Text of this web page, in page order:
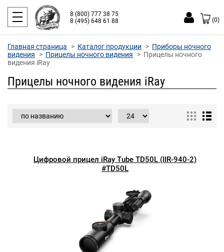
8 (800) 777 38 75
8 (495) 648 61 88
(0)
Главная страница Каталог продукции
Приборы ночного
видения
Прицелы ночного видения
Прицелы ночного
видения iRay
Прицелы ночного видения iRay
Цифровой прицел iRay Tube TD50L (IIR-940-2)
#TD50L